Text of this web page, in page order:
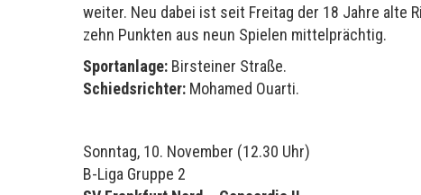
weiter. Neu dabei ist seit Freitag der 18 Jahre alte
zehn Punkten aus neun Spielen mittelprächtig.
Sportanlage: Birsteiner Straße.
Schiedsrichter: Mohamed Ouarti.
Sonntag, 10. November (12.30 Uhr)
B-Liga Gruppe 2